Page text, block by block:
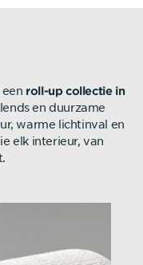
roll-up collectie in
en duurzame
warme lichtinval en
elk interieur, van